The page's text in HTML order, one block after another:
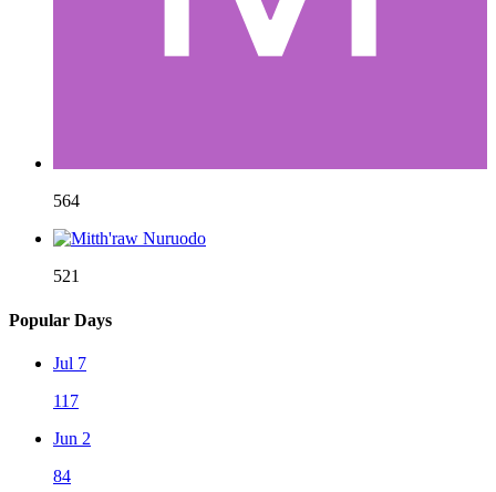
564
521
Popular Days
Jul 7
117
Jun 2
84